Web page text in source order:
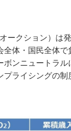
ークション）は
体・国民全体
ンニュートラル
ライシングの